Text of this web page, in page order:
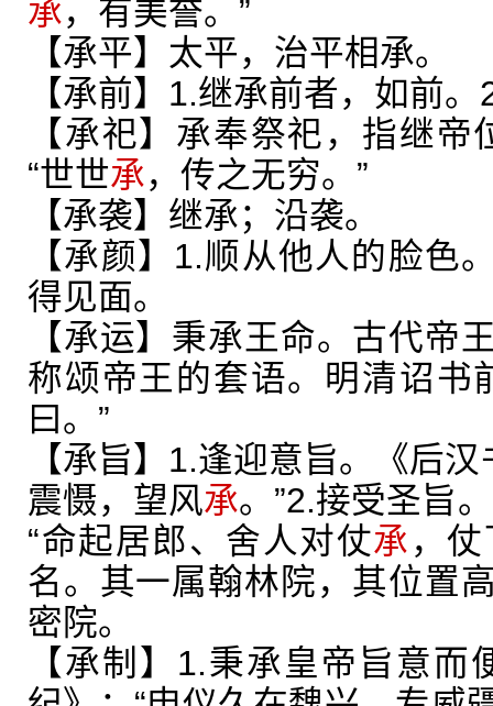
承，有美誉。”
【承平】太平，治平相承。
【承前】1.继承前者，如前
【承祀】承奉祭祀，指继
“世世承，传之无穷。”
【承袭】继承；沿袭。
【承颜】1.顺从他人的脸色
得见面。
【承运】秉承王命。古代帝
称颂帝王的套语。明清诏书
曰。”
【承旨】1.逢迎意旨。《后
震慑，望风承。”2.接受圣旨
“命起居郎、舍人对仗承 ，
名。其一属翰林院，其位置
密院。
【承制】1.秉承皇帝旨意而